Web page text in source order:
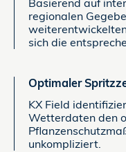
Basierend auf
regionalen
sich die
Optimaler
KX Field
Wetterdaten den
unkompliziert.